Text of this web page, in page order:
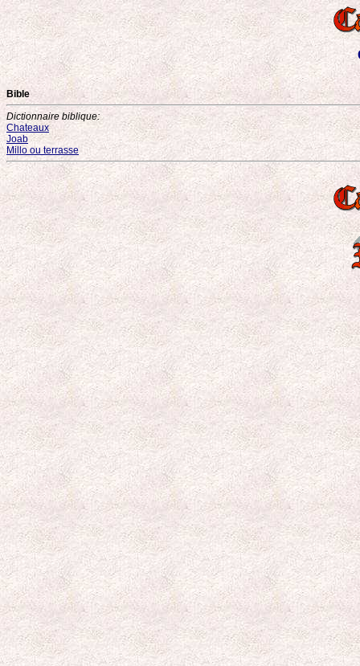
Bible
Dictionnaire biblique:
Chateaux
Joab
Millo ou terrasse